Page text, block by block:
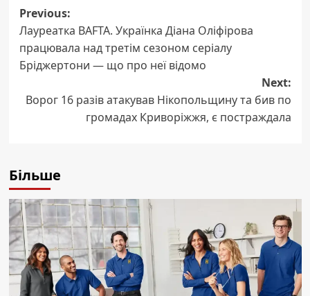
Post
navigation
Previous:
Лауреатка BAFTA. Українка Діана Оліфірова
працювала над третім сезоном серіалу
Бріджертони — що про неї відомо
Next:
Ворог 16 разів атакував Нікопольщину та бив по
громадах Криворіжжя, є постраждала
Більше